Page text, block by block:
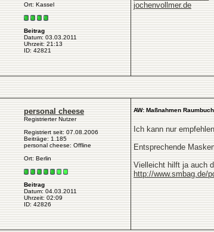
Ort: Kassel
Beitrag
Datum: 03.03.2011
Uhrzeit: 21:13
ID: 42821
jochenvollmer.de
personal cheese
Registrierter Nutzer
Registriert seit: 07.08.2006
Beiträge: 1.185
personal cheese: Offline
Ort: Berlin
Beitrag
Datum: 04.03.2011
Uhrzeit: 02:09
ID: 42826
AW: Maßnahmen
Ich kann nur
Entsprechende
Vielleicht hilft ja auch
http://www.smbag.de/